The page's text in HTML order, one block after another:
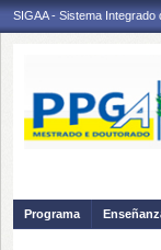
SIGAA - Sistema Integrado
Programa